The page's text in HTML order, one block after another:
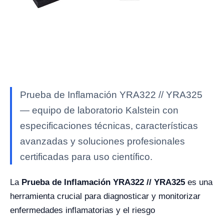
Prueba de Inflamación YRA322 // YRA325
— equipo de laboratorio Kalstein con
especificaciones técnicas, características
avanzadas y soluciones profesionales
certificadas para uso científico.
La Prueba de Inflamación YRA322 // YRA325 es una
herramienta crucial para diagnosticar y monitorizar
enfermedades inflamatorias y el riesgo